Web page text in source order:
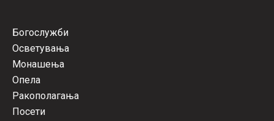
Богослужби
Осветувања
Монашења
Опела
Ракополагања
Посети